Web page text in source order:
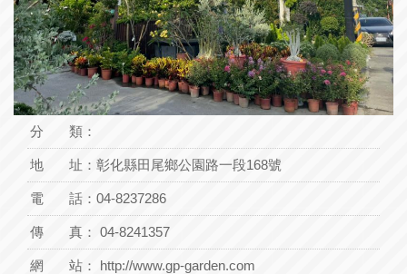
分 類：
地 址： 彰化縣田尾鄉公園路一段168號
電 話： 04-8237286
傳 真： 04-8241357
網 站： http://www.gp-garden.com